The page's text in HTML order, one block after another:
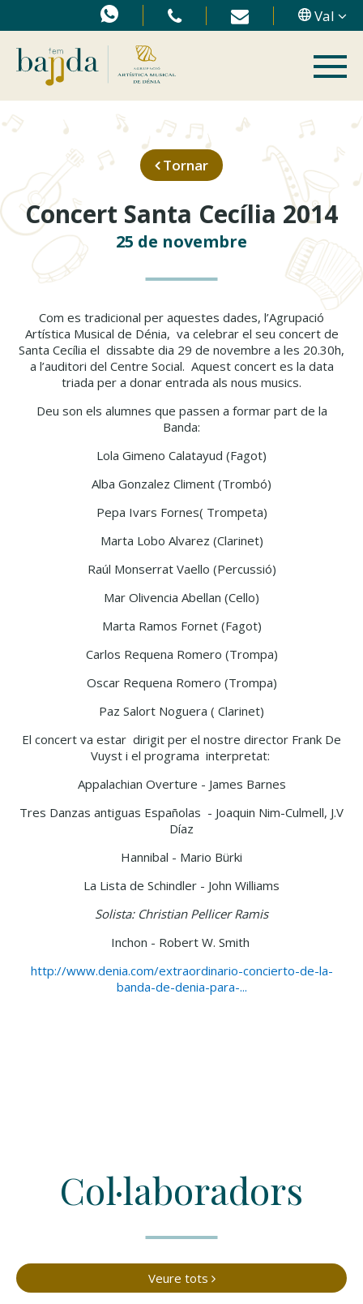
Val
Tornar
Concert Santa Cecília 2014
25 de novembre
Com es tradicional per aquestes dades, l’Agrupació
Artística Musical de Dénia, va celebrar el seu concert de
Santa Cecília el dissabte dia 29 de novembre a les 20.30h,
a l’auditori del Centre Social. Aquest concert es la data
triada per a donar entrada als nous musics.
Deu son els alumnes que passen a formar part de la
Banda:
Lola Gimeno Calatayud (Fagot)
Alba Gonzalez Climent (Trombó)
Pepa Ivars Fornes( Trompeta)
Marta Lobo Alvarez (Clarinet)
Raúl Monserrat Vaello (Percussió)
Mar Olivencia Abellan (Cello)
Marta Ramos Fornet (Fagot)
Carlos Requena Romero (Trompa)
Oscar Requena Romero (Trompa)
Paz Salort Noguera ( Clarinet)
El concert va estar dirigit per el nostre director Frank De
Vuyst i el programa interpretat:
Appalachian Overture - James Barnes
Tres Danzas antiguas Españolas - Joaquin Nim-Culmell, J.V
Díaz
Hannibal - Mario Bürki
La Lista de Schindler - John Williams
Solista: Christian Pellicer Ramis
Inchon - Robert W. Smith
http://www.denia.com/extraordinario-concierto-de-la-
banda-de-denia-para-...
Col·laboradors
Veure tots